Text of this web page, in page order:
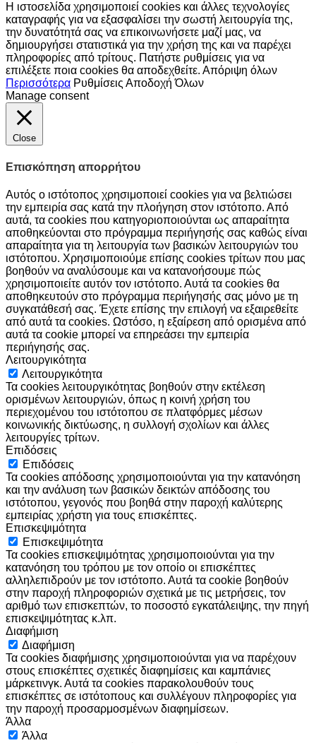
Η ιστοσελίδα χρησιμοποιεί cookies και άλλες τεχνολογίες
καταγραφής για να εξασφαλίσει την σωστή λειτουργία της,
την δυνατότητά σας να επικοινωνήσετε μαζί μας, να
δημιουργήσει στατιστικά για την χρήση της και να παρέχει
πληροφορίες από τρίτους. Πατήστε ρυθμίσεις για να
επιλέξετε ποια cookies θα αποδεχθείτε. Απόριψη όλων
Περισσότερα Ρυθμίσεις Αποδοχή Όλων
Manage consent
Close
Επισκόπηση απορρήτου
Αυτός ο ιστότοπος χρησιμοποιεί cookies για να βελτιώσει
την εμπειρία σας κατά την πλοήγηση στον ιστότοπο. Από
αυτά, τα cookies που κατηγοριοποιούνται ως απαραίτητα
αποθηκεύονται στο πρόγραμμα περιήγησής σας καθώς είναι
απαραίτητα για τη λειτουργία των βασικών λειτουργιών του
ιστότοπου. Χρησιμοποιούμε επίσης cookies τρίτων που μας
βοηθούν να αναλύσουμε και να κατανοήσουμε πώς
χρησιμοποιείτε αυτόν τον ιστότοπο. Αυτά τα cookies θα
αποθηκευτούν στο πρόγραμμα περιήγησής σας μόνο με τη
συγκατάθεσή σας. Έχετε επίσης την επιλογή να εξαιρεθείτε
από αυτά τα cookies. Ωστόσο, η εξαίρεση από ορισμένα από
αυτά τα cookie μπορεί να επηρεάσει την εμπειρία
περιήγησής σας.
Λειτουργικότητα
Λειτουργικότητα
Τα cookies λειτουργικότητας βοηθούν στην εκτέλεση
ορισμένων λειτουργιών, όπως η κοινή χρήση του
περιεχομένου του ιστότοπου σε πλατφόρμες μέσων
κοινωνικής δικτύωσης, η συλλογή σχολίων και άλλες
λειτουργίες τρίτων.
Επιδόσεις
Επιδόσεις
Τα cookies απόδοσης χρησιμοποιούνται για την κατανόηση
και την ανάλυση των βασικών δεικτών απόδοσης του
ιστότοπου, γεγονός που βοηθά στην παροχή καλύτερης
εμπειρίας χρήστη για τους επισκέπτες.
Επισκεψιμότητα
Επισκεψιμότητα
Τα cookies επισκεψιμότητας χρησιμοποιούνται για την
κατανόηση του τρόπου με τον οποίο οι επισκέπτες
αλληλεπιδρούν με τον ιστότοπο. Αυτά τα cookie βοηθούν
στην παροχή πληροφοριών σχετικά με τις μετρήσεις, τον
αριθμό των επισκεπτών, το ποσοστό εγκατάλειψης, την πηγή
επισκεψιμότητας κ.λπ.
Διαφήμιση
Διαφήμιση
Τα cookies διαφήμισης χρησιμοποιούνται για να παρέχουν
στους επισκέπτες σχετικές διαφημίσεις και καμπάνιες
μάρκετινγκ. Αυτά τα cookies παρακολουθούν τους
επισκέπτες σε ιστότοπους και συλλέγουν πληροφορίες για
την παροχή προσαρμοσμένων διαφημίσεων.
Άλλα
Άλλα